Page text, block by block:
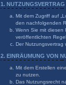
1. NUTZUNGSVERTRAG
Mit dem Zugriff auf
den nachfolgenden
Wenn Sie mit diesen
veröffentlichten
Der Nutzungsvertrag
2. EINRÄUMUNG VON
Mit dem Erstellen
zu nutzen.
Das Nutzungsrecht